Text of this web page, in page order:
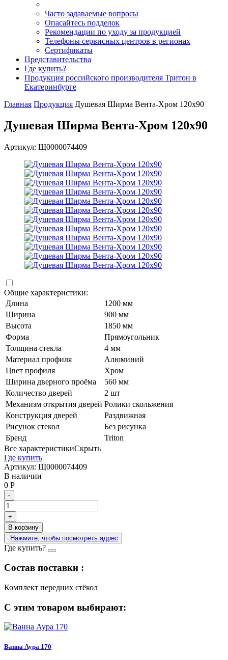
Часто задаваемые вопросы
Опасайтесь подделок
Рекомендации по уходу за продукцией
Телефоны сервисных центров в регионах
Сертификаты
Представительства
Где купить?
Продукция российского производителя Тритон в
Екатеринбурге
Главная Продукция Душевая Ширма Вента-Хром 120х90
Душевая Ширма Вента-Хром 120х90
Артикул: Щ0000074409
Общие характеристики:
Длина
1200 мм
Ширина
900 мм
Высота
1850 мм
Форма
Прямоугольник
Толщина стекла
4 мм
Материал профиля
Алюминий
Цвет профиля
Хром
Ширина дверного проёма
560 мм
Количество дверей
2 шт
Механизм открытия дверей Ролики скольжения
Конструкция дверей
Раздвижная
Рисунок стекол
Без рисунка
Бренд
Triton
Все характеристикиСкрыть
Где купить
Артикул: Щ0000074409
В наличии
0 Р
-
+
В корзину
Нажмите, чтобы посмотреть адрес
Где купить?
Состав поставки :
Комплект передних стёкол
С этим товаром выбирают:
Ванна Аура 170